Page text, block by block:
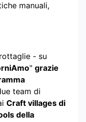
manuali,
- su
Amo" grazie
team di
Craft villages di
della